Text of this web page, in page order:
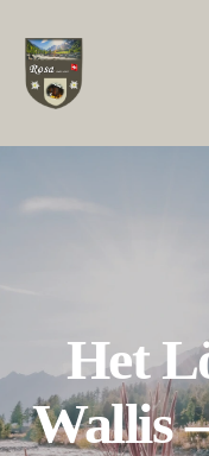
Het
Wallis